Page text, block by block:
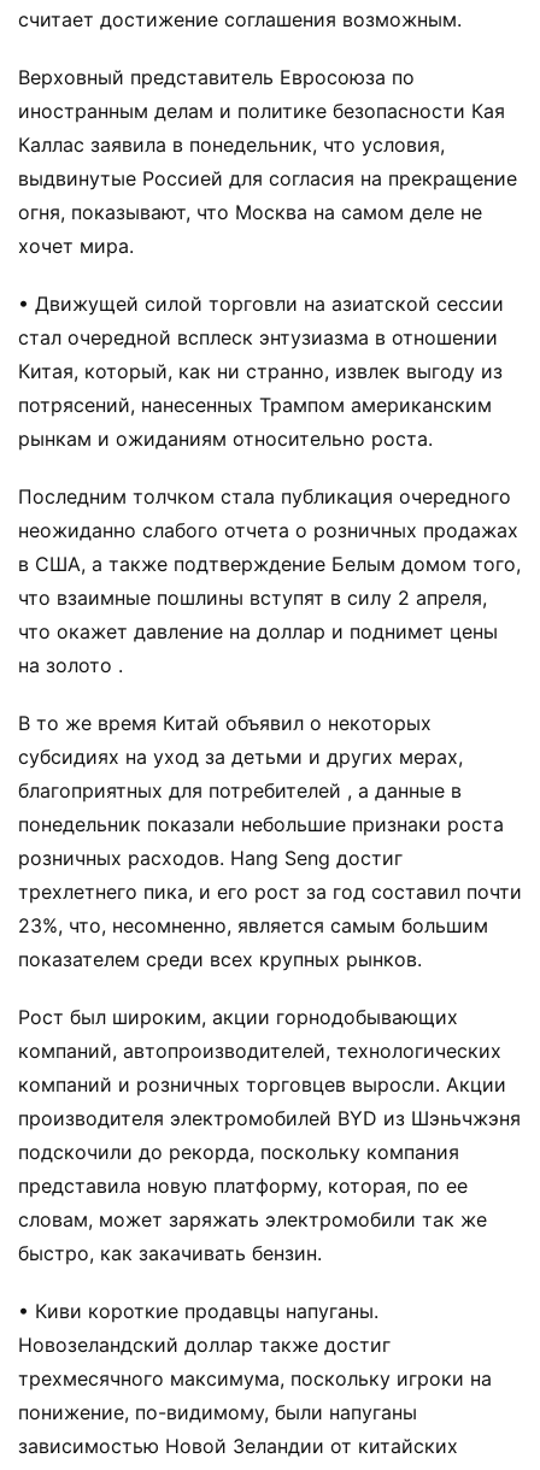
считает достижение соглашения возможным.
Верховный представитель Евросоюза по
иностранным делам и политике безопасности Кая
Каллас заявила в понедельник, что условия,
выдвинутые Россией для согласия на прекращение
огня, показывают, что Москва на самом деле не
хочет мира.
• Движущей силой торговли на азиатской сессии
стал очередной всплеск энтузиазма в отношении
Китая, который, как ни странно, извлек выгоду из
потрясений, нанесенных Трампом американским
рынкам и ожиданиям относительно роста.
Последним толчком стала публикация очередного
неожиданно слабого отчета о розничных продажах
в США, а также подтверждение Белым домом того,
что взаимные пошлины вступят в силу 2 апреля,
что окажет давление на доллар и поднимет цены
на золото .
В то же время Китай объявил о некоторых
субсидиях на уход за детьми и других мерах,
благоприятных для потребителей , а данные в
понедельник показали небольшие признаки роста
розничных расходов. Hang Seng достиг
трехлетнего пика, и его рост за год составил почти
23%, что, несомненно, является самым большим
показателем среди всех крупных рынков.
Рост был широким, акции горнодобывающих
компаний, автопроизводителей, технологических
компаний и розничных торговцев выросли. Акции
производителя электромобилей BYD из Шэньчжэня
подскочили до рекорда, поскольку компания
представила новую платформу, которая, по ее
словам, может заряжать электромобили так же
быстро, как закачивать бензин.
• Киви короткие продавцы напуганы.
Новозеландский доллар также достиг
трехмесячного максимума, поскольку игроки на
понижение, по-видимому, были напуганы
зависимостью Новой Зеландии от китайских